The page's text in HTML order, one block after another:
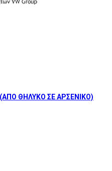
ΘΗΛΥΚΟ ΣΕ ΑΡΣΕΝΙΚΟ)